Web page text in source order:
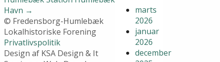
marts
2026
januar
2026
december
Havn →
© Fredensborg-Humlebæk
Lokalhistoriske Forening
Privatlivspolitik
Design af KSA Design & It